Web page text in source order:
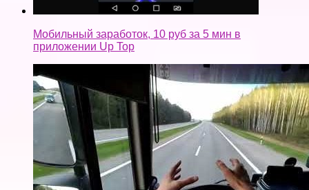
Мобильный заработок, 10 руб за 5 мин в
приложении Up Top